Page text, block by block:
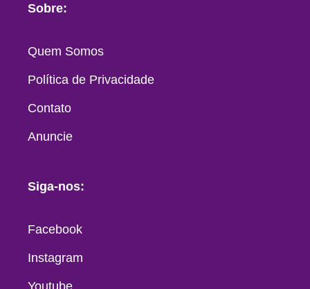
Sobre:
Quem Somos
Política de Privacidade
Contato
Anuncie
Siga-nos:
Facebook
Instagram
Youtube